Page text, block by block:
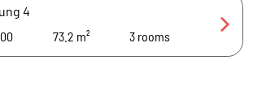
4
73.2 m² 3 rooms